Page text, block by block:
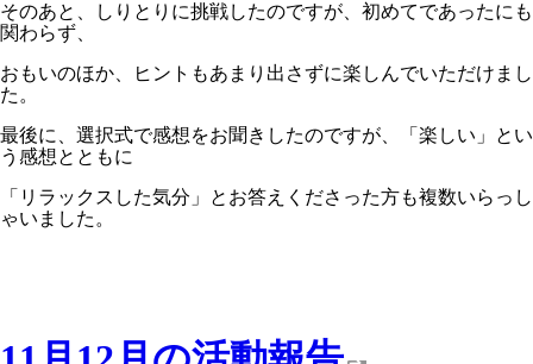
そのあと、しりとりに挑戦したのですが、初めてであったにも
関わらず、
おもいのほか、ヒントもあまり出さずに楽しんでいただけまし
た。
最後に、選択式で感想をお聞きしたのですが、「楽しい」とい
う感想とともに
「リラックスした気分」とお答えくださった方も複数いらっし
ゃいました。